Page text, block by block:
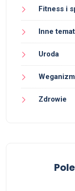
Fitness i
Inne
Uroda
Zdrowie